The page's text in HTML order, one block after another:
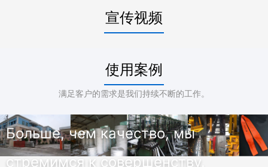
宣传视频
使用案例
满足客户的需求是我们持续不断的工作。
Больше, чем качество, мы
стремимся к совершенству.